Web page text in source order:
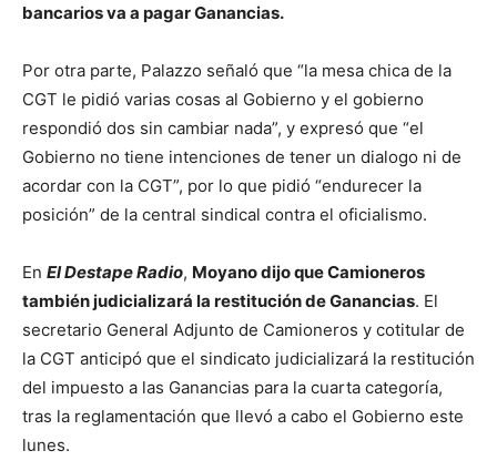
bancarios va a pagar Ganancias.
Por otra parte, Palazzo señaló que “la mesa chica de la
CGT le pidió varias cosas al Gobierno y el gobierno
respondió dos sin cambiar nada”, y expresó que “el
Gobierno no tiene intenciones de tener un dialogo ni de
acordar con la CGT”, por lo que pidió “endurecer la
posición” de la central sindical contra el oficialismo.
En El Destape Radio, Moyano dijo que Camioneros
también judicializará la restitución de Ganancias. El
secretario General Adjunto de Camioneros y cotitular de
la CGT anticipó que el sindicato judicializará la restitución
del impuesto a las Ganancias para la cuarta categoría,
tras la reglamentación que llevó a cabo el Gobierno este
lunes.